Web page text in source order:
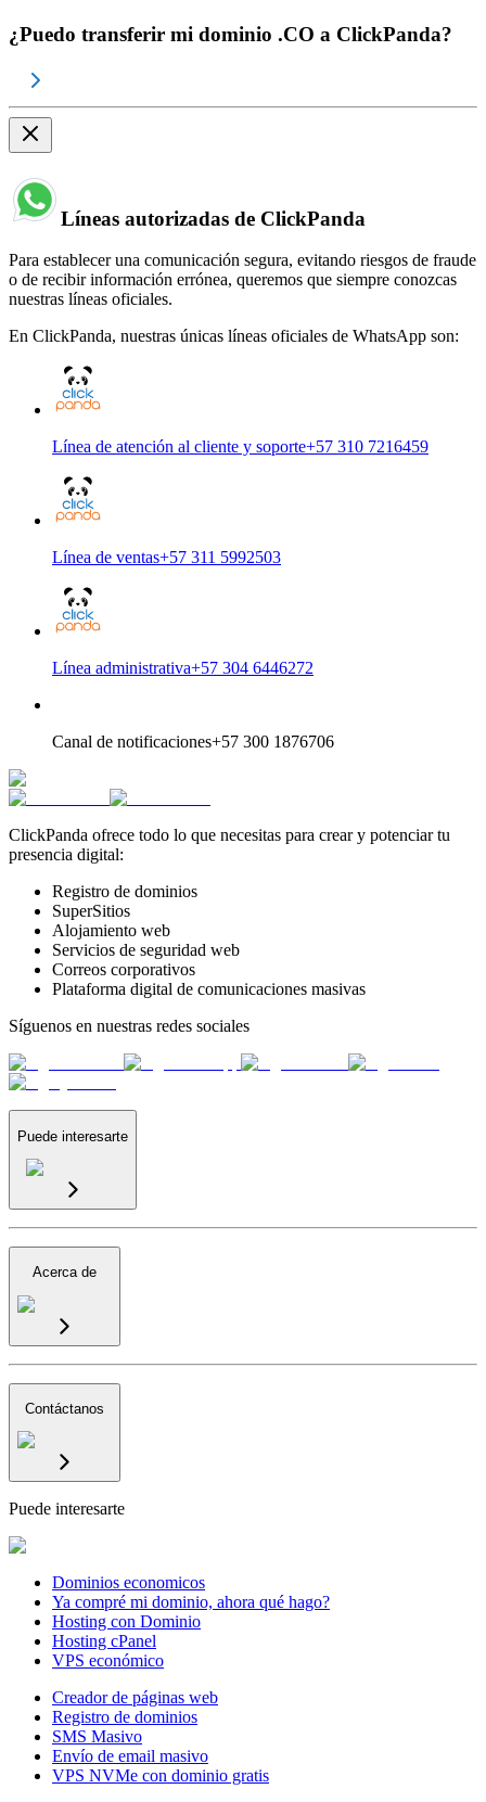
¿Puedo transferir mi dominio .CO a ClickPanda?
Líneas autorizadas de ClickPanda
Para establecer una comunicación segura, evitando riesgos de fraude
o de recibir información errónea, queremos que siempre conozcas
nuestras líneas oficiales.
En ClickPanda, nuestras únicas líneas oficiales de WhatsApp son:
Línea de atención al cliente y soporte+57 310 7216459
Línea de ventas+57 311 5992503
Línea administrativa+57 304 6446272
Canal de notificaciones+57 300 1876706
ClickPanda ofrece todo lo que necesitas para crear y potenciar tu
presencia digital:
Registro de dominios
SuperSitios
Alojamiento web
Servicios de seguridad web
Correos corporativos
Plataforma digital de comunicaciones masivas
Síguenos en nuestras redes sociales
Puede interesarte
Acerca de
Contáctanos
Puede interesarte
Dominios economicos
Ya compré mi dominio, ahora qué hago?
Hosting con Dominio
Hosting cPanel
VPS económico
Creador de páginas web
Registro de dominios
SMS Masivo
Envío de email masivo
VPS NVMe con dominio gratis